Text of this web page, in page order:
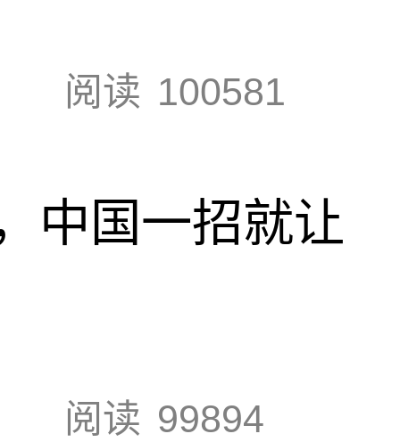
阅读 100581
中国一招就让
阅读 99894